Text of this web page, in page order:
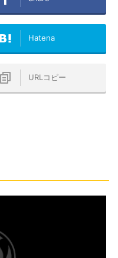
Hatena
URLコピー